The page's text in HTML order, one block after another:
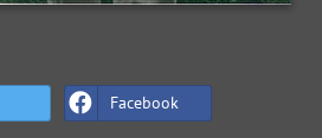
Facebook